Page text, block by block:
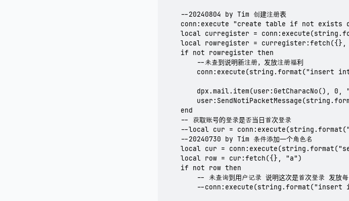
    --20240804 by Tim 创建注册表
conn:execute "create table if not exists
local curregister =
local rowregister = curregister:fetch({},
    if not rowregister then
        --未查到说明新注册，发放注册福利
conn:execute(string.format("insert
dpx.mail.item(user:GetCharacNo(), 0, "
    end
    -- 获取账号的登录是否当日首次登录
--local cur =
    --20240730 by Tim 条件添加一个角色名
local cur =
    local row = cur:fetch({}, "a")
    if not row then
-- 未查询到用户记录 说明这次是首次登录 发放每
--conn:execute(string.format("insert